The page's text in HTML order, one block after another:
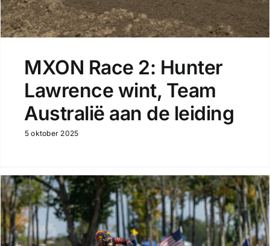
MXON Race 2: Hunter
Lawrence wint, Team
Australië aan de leiding
5 oktober 2025